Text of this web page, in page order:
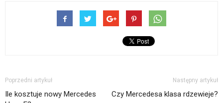
Poprzedni artykuł
Ile kosztuje nowy Mercedes
Następny artykuł
Czy Mercedesa klasa rdzewieje?